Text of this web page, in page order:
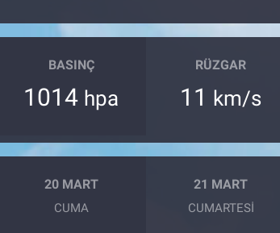
BASINÇ
1014 hpa
RÜZGAR
11 km/s
20 MART
CUMA
21 MART
CUMARTESI